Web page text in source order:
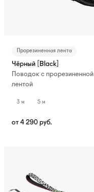
Прорезиненная лента
Чёрный [Black]
Поводок с прорезиненной
лентой
3 м 5 м
от 4 290 руб.